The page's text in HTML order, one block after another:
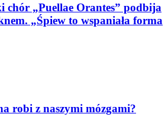
chór „Puellae Orantes” podbija
„Śpiew to wspaniała forma
robi z naszymi mózgami?